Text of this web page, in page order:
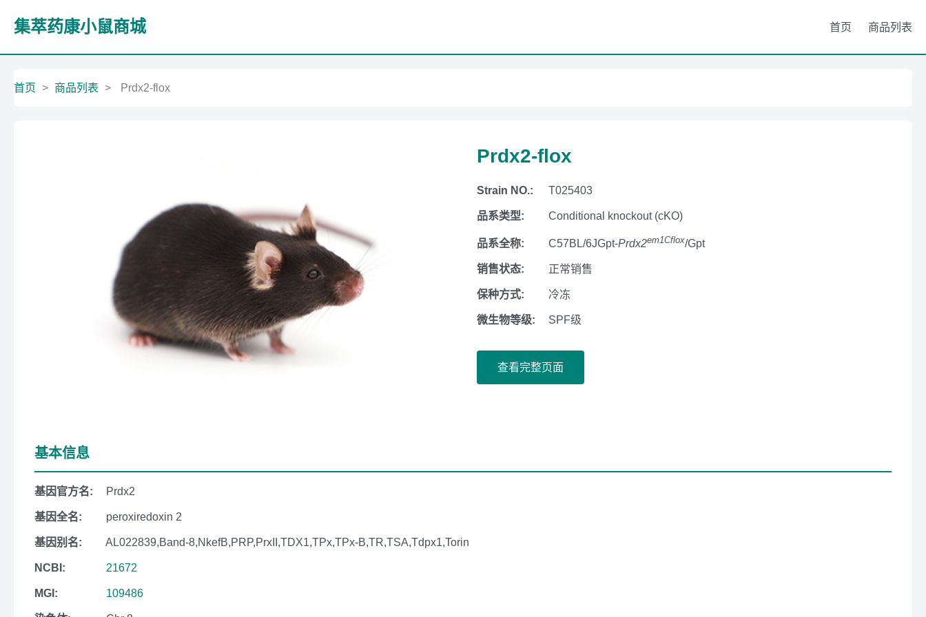
集萃药康小鼠商城 首页 商品列表
首页 > 商品列表 > Prdx2-flox
Prdx2-flox
Strain NO.: T025403
品系类型: Conditional knockout (cKO)
品系全称: C57BL/6JGpt-Prdx2em1Cflox/Gpt
销售状态: 正常销售
保种方式: 冷冻
微生物等级: SPF级
查看完整页面
基本信息
基因官方名: Prdx2
基因全名: peroxiredoxin 2
基因别名: AL022839,Band-8,NkefB,PRP,PrxII,TDX1,TPx,TPx-B,TR,TSA,Tdpx1,Torin
NCBI: 21672
MGI: 109486